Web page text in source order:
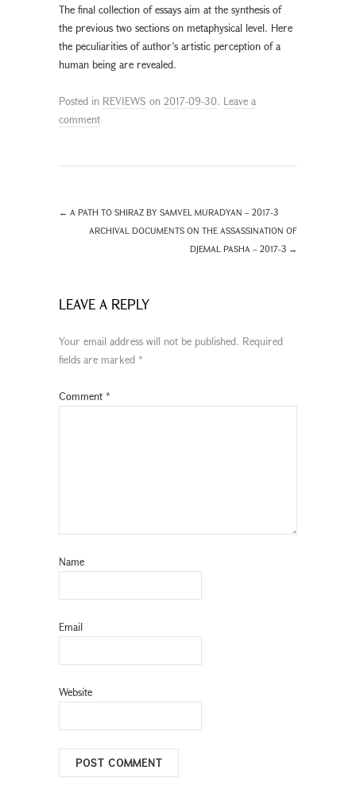
The final collection of essays aim at the synthesis of
the previous two sections on metaphysical level. Here
the peculiarities of author’s artistic perception of a
human being are revealed.
Posted in REVIEWS on 2017-09-30. Leave a
comment
← A PATH TO SHIRAZ BY SAMVEL MURADYAN – 2017-3
ARCHIVAL DOCUMENTS ON THE ASSASSINATION OF
DJEMAL PASHA – 2017-3 →
LEAVE A REPLY
Your email address will not be published. Required
fields are marked *
Comment *
Name
Email
Website